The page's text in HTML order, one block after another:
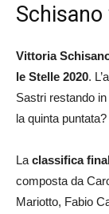
Vittoria
le Stelle 2020.
Sastri restando
la quinta puntata?
La classifica
composta da
Mariotto, Fabio